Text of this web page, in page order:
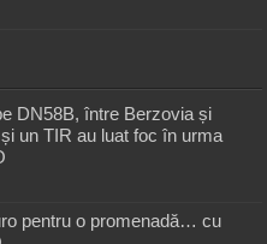
DN58B, între Berzovia și
un TIR au luat foc în urma
pentru o promenadă… cu